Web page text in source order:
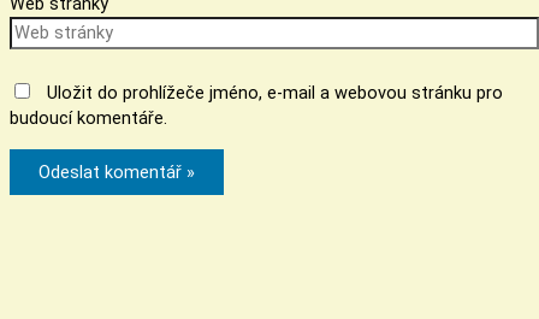
Uložit do prohlížeče jméno, e-mail a webovou stránku pro
budoucí komentáře.